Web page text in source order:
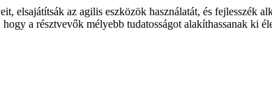
elsajátítsák az agilis eszközök használatát, és fejlesszék
a résztvevők mélyebb tudatosságot alakíthassanak ki